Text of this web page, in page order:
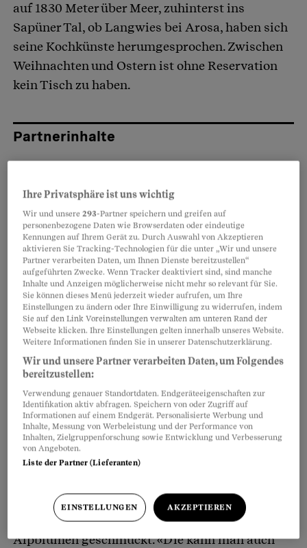
auf 1830 Meter über Meer, zuhinterst ins
Sapüner Tal, ob Langwies bei Arosa, haben sich
seine Kochkünste herumgesprochen. Zwischen
Weihnachten und Ostern ist ohne Reservation
kein Tisch zu haben.
Partnerinhalte
Im 300 Jahre alten Gasthaus, das früher ein
Bauernhof war und seit 100 Jahren als
Restaurant genutzt wird, haben in den beiden
urchigen Stuben 50 Gäste Platz. Die Decken sind
niedrig, das Holz knarrt, und der Kachelofen
prasselt vor sich hin. Auf den Tisch kommt
Währschaftes: Fondue, Holzfällersteak,
Carpaccio. Alles liebevoll dekoriert, die riesige
Portion Älplermagronen ist mit getrockneten
Alpblumen geschmückt. «Die kann man auch
Ihre Privatsphäre ist uns wichtig
Wir und unsere293-Partner speichern und greifen auf
personenbezogene Daten wie Browserdaten oder eindeutige
Kennungen auf Ihrem Gerät zu. Durch Auswahl von Akzeptieren
aktivieren Sie Tracking-Technologien für die unter „Wir und unsere
Partner verarbeiten Daten, um Ihnen Dienste bereitzustellen“
aufgeführten Zwecke. Wenn Tracker deaktiviert sind, sind manche
Inhalte und Anzeigen möglicherweise nicht mehr so relevant für Sie.
Sie können dieses Menü jederzeit wieder aufrufen, um Ihre
Einstellungen zu ändern oder Ihre Einwilligung zu widerrufen, indem
Sie auf den Link Voreinstellungen verwalten am unteren Rand der
Webseite klicken. Ihre Einstellungen gelten innerhalb unseres Website.
Weitere Informationen finden Sie in unserer Datenschutzerklärung.
Wir und unsere Partner verarbeiten Daten, um Folgendes
bereitzustellen:
Verwendung genauer Standortdaten. Endgeräteeigenschaften zur
Identifikation aktiv abfragen. Speichern von oder Zugriff auf
Informationen auf einem Endgerät. Personalisierte Werbung und
Inhalte, Messung von Werbeleistung und der Performance von
Inhalten, Zielgruppenforschung sowie Entwicklung und Verbesserung
von Angeboten.
Liste der Partner (Lieferanten)
EINSTELLUNGEN AKZEPTIEREN